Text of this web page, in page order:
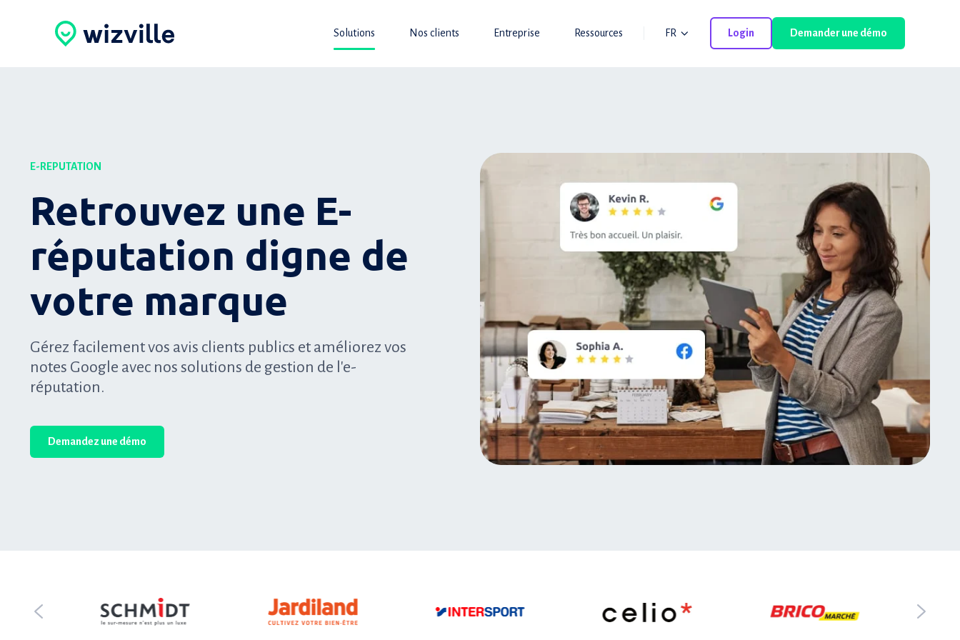
Solutions Nos clients Entreprise Ressources FR Login Demander une démo
E-REPUTATION
Retrouvez une E-
réputation digne de
votre marque
Gérez facilement vos avis clients publics et améliorez vos
notes Google avec nos solutions de gestion de l'e-
réputation.
Demandez une démo